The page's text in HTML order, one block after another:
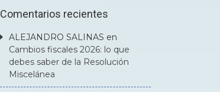
Comentarios recientes
ALEJANDRO SALINAS en
Cambios fiscales 2026: lo que
debes saber de la Resolución
Miscelánea